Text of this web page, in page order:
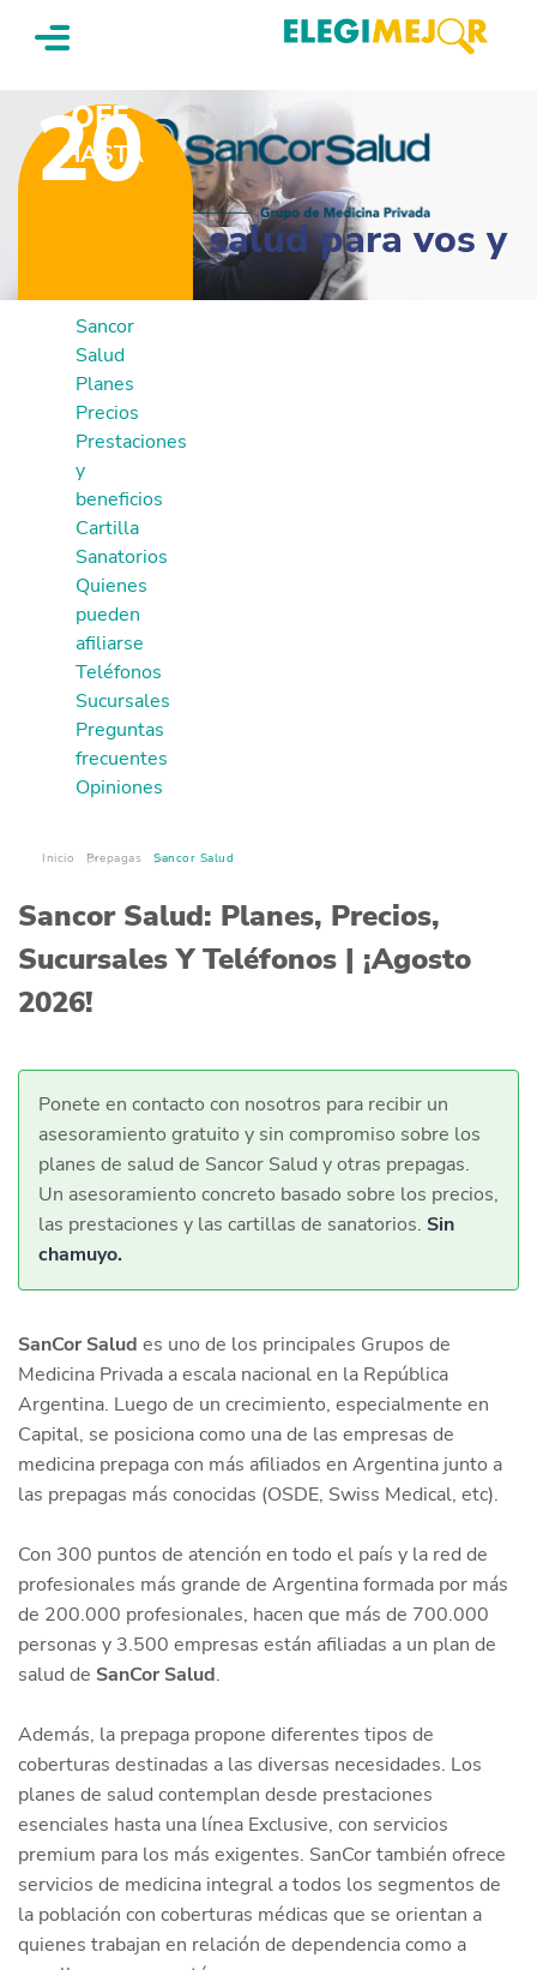
Planes de salud para vos y
HASTA
20
OFF
Sancor
Salud
Planes
Precios
Prestaciones
y
beneficios
Cartilla
Sanatorios
⁠Quienes
pueden
afiliarse
Teléfonos
Sucursales
Preguntas
frecuentes
Opiniones
Inicio Prepagas Sancor Salud
Sancor Salud: Planes, Precios,
Sucursales Y Teléfonos | ¡Agosto
2026!
Ponete en contacto con nosotros para recibir un
asesoramiento gratuito y sin compromiso sobre los
planes de salud de Sancor Salud y otras prepagas.
Un asesoramiento concreto basado sobre los precios,
las prestaciones y las cartillas de sanatorios. Sin
chamuyo.
SanCor Salud es uno de los principales Grupos de
Medicina Privada a escala nacional en la República
Argentina. Luego de un crecimiento, especialmente en
Capital, se posiciona como una de las empresas de
medicina prepaga con más afiliados en Argentina junto a
las prepagas más conocidas (OSDE, Swiss Medical, etc).
Con 300 puntos de atención en todo el país y la red de
profesionales más grande de Argentina formada por más
de 200.000 profesionales, hacen que más de 700.000
personas y 3.500 empresas están afiliadas a un plan de
salud de SanCor Salud.
Además, la prepaga propone diferentes tipos de
coberturas destinadas a las diversas necesidades. Los
planes de salud contemplan desde prestaciones
esenciales hasta una línea Exclusive, con servicios
premium para los más exigentes. SanCor también ofrece
servicios de medicina integral a todos los segmentos de
la población con coberturas médicas que se orientan a
quienes trabajan en relación de dependencia como a